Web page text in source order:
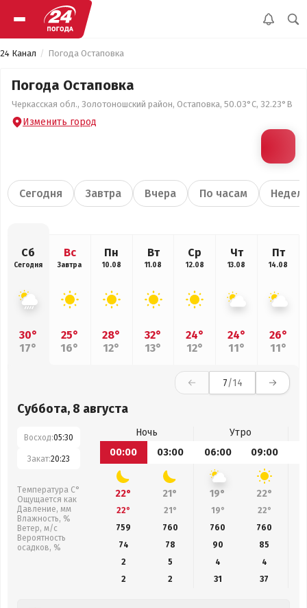
24 Канал Погода Остаповка
Погода Остаповка
Черкасская обл., Золотоношский район, Остаповка, 50.03°С, 32.23°В
Изменить город
Сегодня Завтра Вчера По часам
Сб
Сегодня
30°
17°
Вс
Завтра
25°
16°
Пн
10.08
28°
12°
Вт
11.08
32°
13°
Ср
12.08
24°
12°
Чт
13.08
24°
11°
Пт
14.08
26°
11°
7/14
Суббота, 8 августа
Восход:05:30
Закат:20:23
Температура С°
Ощущается как
Давление, мм
Влажность, %
Ветер, м/с
Вероятность
осадков, %
Ночь
Утро
00:00
03:00 06:00 09:00
22° 21° 19° 22°
22° 21° 19° 22°
759
760 760 760
74
78 90 85
2
5 4
4
2
2 31 37